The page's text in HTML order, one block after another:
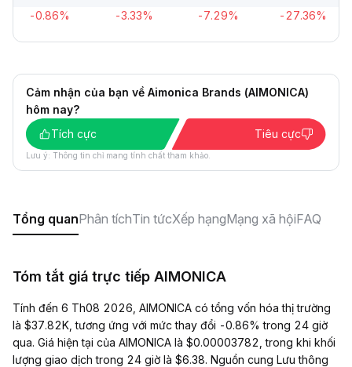
-0.86% -3.33% -7.29% -27.36%
Cảm nhận của bạn về Aimonica Brands (AIMONICA)
hôm nay?
Tích cực
Tiêu cực
Lưu ý: Thông tin chỉ mang tính chất tham khảo.
Tổng quanPhân tíchTin tứcXếp hạngMạng xã hộiFAQ
Tóm tắt giá trực tiếp AIMONICA
Tính đến 6 Th08 2026, AIMONICA có tổng vốn hóa thị trường
là $37.82K, tương ứng với mức thay đổi -0.86% trong 24 giờ
qua. Giá hiện tại của AIMONICA là $0.00003782, trong khi khối
lượng giao dịch trong 24 giờ là $6.38. Nguồn cung Lưu thông